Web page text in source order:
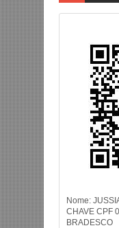
Nome:
CHAVE CPF
BRADESCO